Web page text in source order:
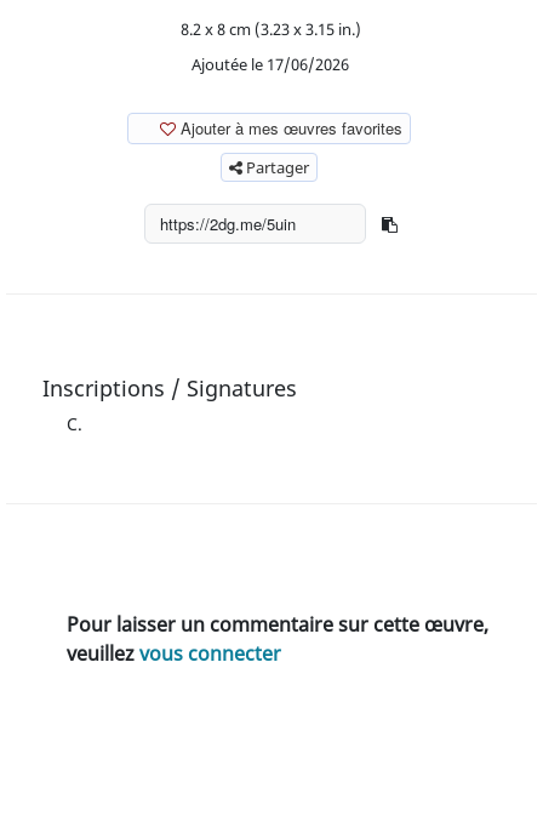
8.2 x 8 cm (3.23 x 3.15 in.)
Ajoutée le 17/06/2026
Ajouter à mes œuvres favorites
Partager
Inscriptions / Signatures
C.
Pour laisser un commentaire sur cette œuvre,
veuillezvous connecter